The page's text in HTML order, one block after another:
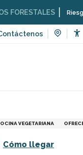
Riesgo moderado
VEGETARIANA
Cómo llegar